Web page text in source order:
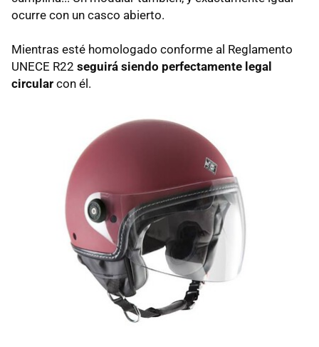
ocurre con un casco abierto.
Mientras esté homologado conforme al Reglamento
UNECE R22 seguirá siendo perfectamente legal
circular con él.